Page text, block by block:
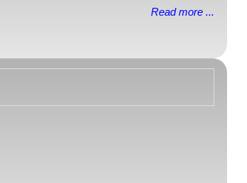
Read more ...